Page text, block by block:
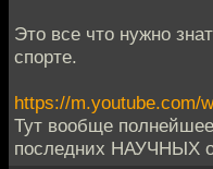
Это все что нужно
спорте.
https://m.youtube.com/
Тут вообще
последних НАУЧНЫХ